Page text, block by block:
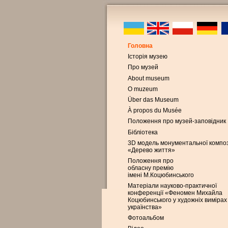
Головна
Історія музею
Про музей
About museum
O muzeum
Über das Museum
À propos du Musée
Положення про музей-заповідник
Бібліотека
3D модель монументальної
«Дерево життя»
Положення про
обласну премію
імені М.Коцюбинського
Матеріали науково-практичної
конференції «Феномен Михайла
Коцюбинського у художніх вимірах
українства»
Фотоальбом